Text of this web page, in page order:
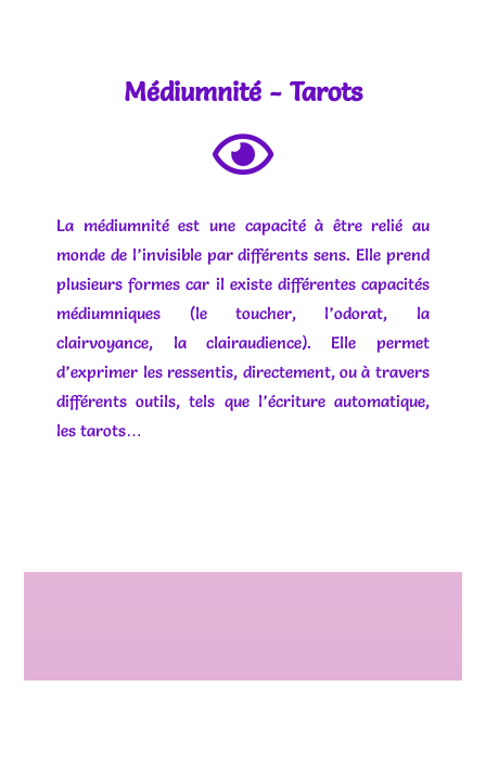
Médiumnité - Tarots
La médiumnité est une capacité à être relié au
monde de l’invisible par différents sens. Elle prend
plusieurs formes car il existe différentes capacités
médiumniques (le toucher, l’odorat, la
clairvoyance, la clairaudience). Elle permet
d’exprimer les ressentis, directement, ou à travers
différents outils, tels que l’écriture automatique,
les tarots…